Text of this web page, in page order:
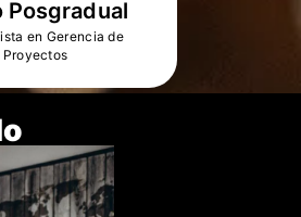
Posgradual
en Gerencia de
Proyectos